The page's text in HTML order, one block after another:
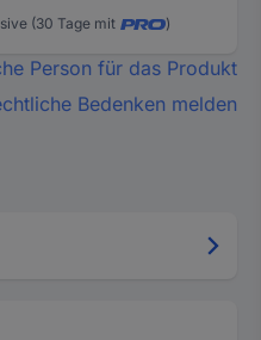
(30 Tage mit )
Person für das Produkt
Bedenken melden